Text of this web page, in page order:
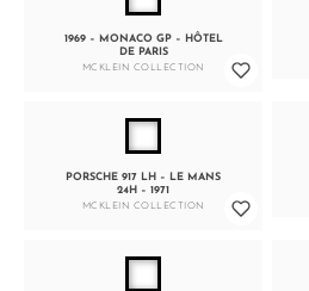
1969 – MONACO GP – HÔTEL
DE PARIS
MCKLEIN COLLECTION
PORSCHE 917 LH – LE MANS
24H – 1971
MCKLEIN COLLECTION